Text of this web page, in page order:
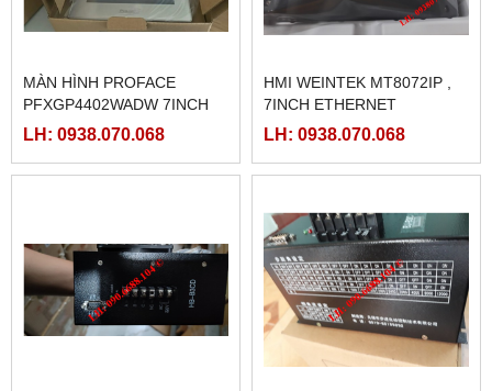
MÀN HÌNH PROFACE
PFXGP4402WADW 7INCH
LH: 0938.070.068
HMI WEINTEK MT8072IP ,
7INCH ETHERNET
LH: 0938.070.068